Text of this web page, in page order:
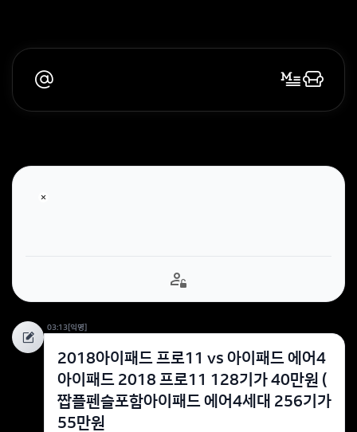
03:13[익명]
2018아이패드 프로11 vs 아이패드 에어4
아이패드 2018 프로11 128기가 40만원 (
짭플펜슬포함아이패드 에어4세대 256기가
55만원